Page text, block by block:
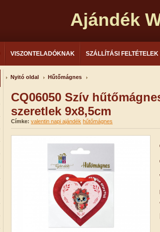
Ajándék
VISZONTELADÓKNAK SZÁLLÍTÁSI FELTÉTELEK
Nyitó oldal Hűtőmágnes
CQ06050 Szív
szeretlek 9x8,5cm
Címke: valentin napi ajándék hűtőmágnes